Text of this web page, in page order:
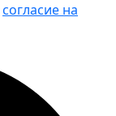
согласие на